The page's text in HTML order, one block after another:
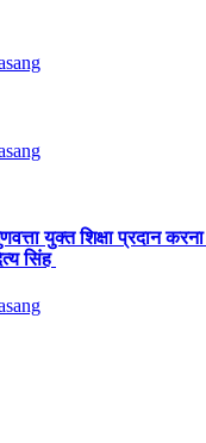
युक्त शिक्षा प्रदान
सिंह